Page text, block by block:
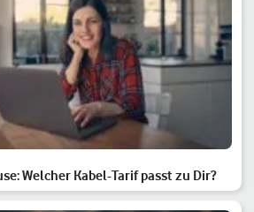
Welcher Kabel-Tarif passt zu Dir?